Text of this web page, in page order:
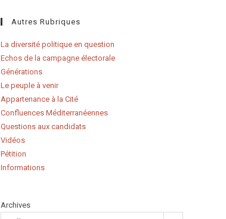
Autres Rubriques
La diversité politique en question
Echos de la campagne électorale
Générations
Le peuple à venir
Appartenance à la Cité
Confluences Méditerranéennes
Questions aux candidats
Vidéos
Pétition
Informations
Archives